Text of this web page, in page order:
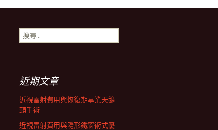
導
航
列
搜
尋
近期文章
近視雷射費用與恢復期專業天鵝
頸手術
近視雷射費用與隱形鐵窗術式優